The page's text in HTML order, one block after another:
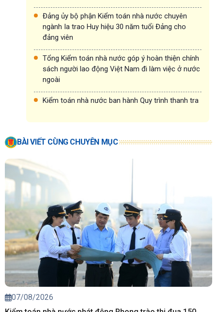
Đảng ủy bộ phận Kiểm toán nhà nước chuyên
ngành Ia trao Huy hiệu 30 năm tuổi Đảng cho
đảng viên
Tổng Kiểm toán nhà nước góp ý hoàn thiện chính
sách người lao động Việt Nam đi làm việc ở nước
ngoài
Kiểm toán nhà nước ban hành Quy trình thanh tra
BÀI VIẾT CÙNG CHUYÊN MỤC
07/08/2026